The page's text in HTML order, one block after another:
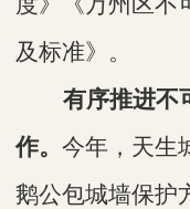
及标准》。
有序推进不
作。 今年，天生
鹅公包城墙保护